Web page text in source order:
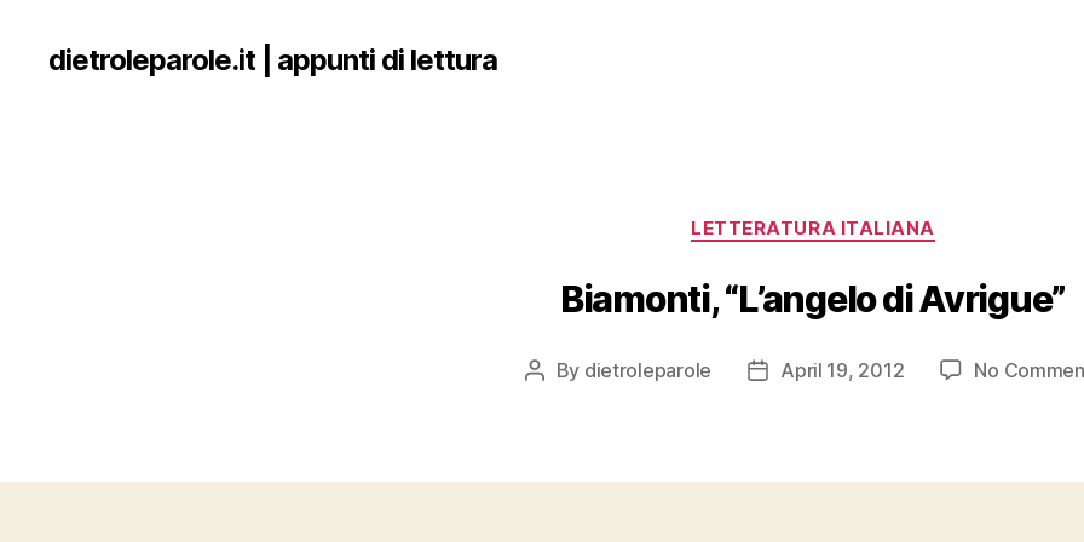
dietroleparole.it | appunti di lettura
Categories
LETTERATURA ITALIANA
Biamonti, “L’angelo di Avrigue”
Post
By dietroleparole
PostApril 19, 2012 No